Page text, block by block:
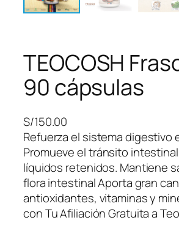
TEOCOSH
90 cápsulas
S/150.00
Refuerza el sistema digestivo
Promueve el tránsito
líquidos retenidos. Mantiene
flora intestinal Aporta gran
antioxidantes, vitaminas y
con Tu Afiliación Gratuita a